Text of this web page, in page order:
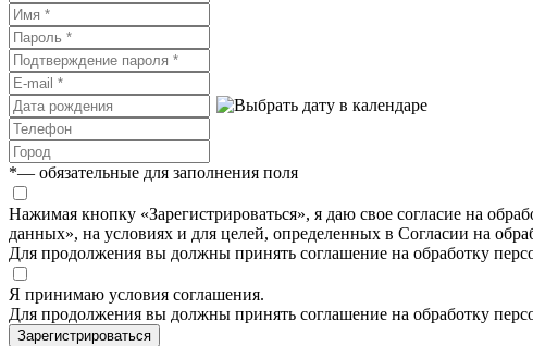
*— обязательные для заполнения поля
Нажимая кнопку «Зарегистрироваться», я даю свое согласие на
данных», на условиях и для целей, определенных в Согласии на
Для продолжения вы должны принять соглашение на обработку
Я принимаю условия соглашения.
Для продолжения вы должны принять соглашение на обработку
Зарегистрироваться